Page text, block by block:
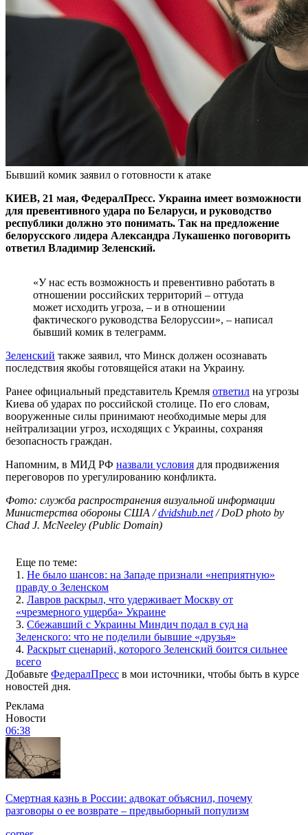
Бывший комик заявил о готовности к атаке
КИЕВ, 21 мая, ФедералПресс. Украина имеет возможности
для превентивного удара по Беларуси, и руководство
республики должно это понимать. Так на предложение
белорусского лидера Александра Лукашенко поговорить
ответил Владимир Зеленский.
«У нас есть возможность и превентивно работать в
отношении российских территорий – оттуда
может исходить угроза, – и в отношении
фактического руководства Белоруссии», – написал
бывший комик в телеграмм.
Зеленский также заявил, что Минск должен осознавать
последствия якобы готовящейся атаки на Украину.
Ранее официальный представитель Кремля ответил на угрозы
Киева об ударах по российской столице. По его словам,
вооруженные силы принимают необходимые меры для
нейтрализации угроз, исходящих с Украины, сохраняя
безопасность граждан.
Напомним, в МИД РФ назвали условия для продвижения
переговоров по урегулированию конфликта.
Фото: служба распространения визуальной информации
Министерства обороны США /dvidshub.net/ DoD photo by
Chad J. McNeeley (Public Domain)
Еще по теме:
1. Не было шансов: на Западе признали «неприятную»
правду о Зеленском
2. Лавров раскрыл, что удерживает Москву от
«чрезмерного ущерба» Украине
3. Сбежавший с Украины Миндич подал в суд на
Зеленского: что не поделили бывшие «друзья»
4. Раскрыт сценарий, которого Зеленский боится сильнее
всего
Добавьте ФедералПресс в мои источники, чтобы быть в курсе
новостей дня.
Реклама
Новости
06:38
Смертная казнь в России: адвокат объяснил, почему
разговоры о ее возврате – предвыборный популизм